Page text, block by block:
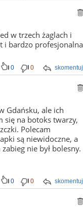
w trzech żaglach i
i bardzo profesjonalna
skomentuj
0 0
Gdańsku, ale ich
się na botoks twarzy,
Polecam
są niewidoczne, a
nie był bolesny.
skomentuj
0 0